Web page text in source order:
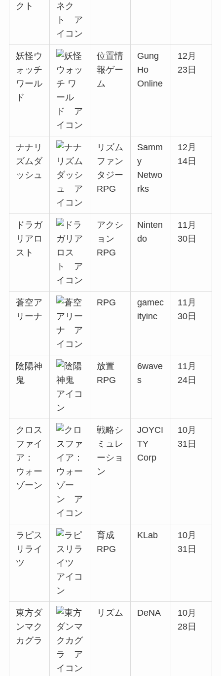
クト
妖怪ウ
ォッチ
ワール
ド
位置情
報ゲー
ム
Gung
Ho
Online
12月
23日
ナナリ
ズムダ
ッシュ
リズム
ファン
タジー
RPG
Samm
y
Netwo
rks
12月
14日
ドラガ
リアロ
スト
アクシ
ョン
RPG
Ninten
do
11月
30日
蒼空ア
リーナ
RPG
gamec
ityinc
11月
30日
陰陽神
鬼
放置
RPG
6wave
s
11月
24日
クロス
ファイ
ア：
ウォー
ゾーン
戦略シ
ミュレ
ーショ
ン
JOYCI
TY
Corp
10月
31日
ラピス
リライ
ツ
育成
RPG
KLab
10月
31日
東方ダ
ンマク
カグラ
リズム DeNA
10月
28日